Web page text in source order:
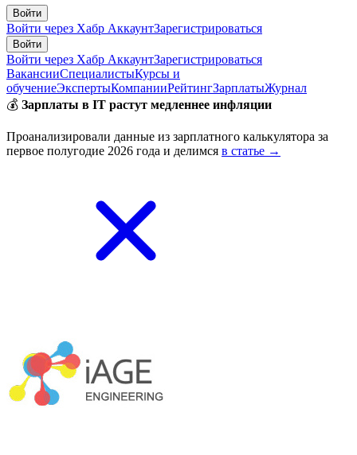
Войти
Войти через Хабр АккаунтЗарегистрироваться
Войти
Войти через Хабр АккаунтЗарегистрироваться
ВакансииСпециалистыКурсы и
обучениеЭкспертыКомпанииРейтингЗарплатыЖурнал
💰 Зарплаты в IT растут медленнее инфляции
Проанализировали данные из зарплатного калькулятора за
первое полугодие 2026 года и делимся в статье →